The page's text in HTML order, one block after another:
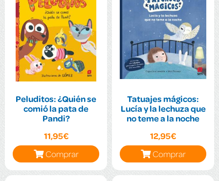
Peluditos: ¿Quién se
comió la pata de
Pandi?
11,95€
Comprar
Tatuajes mágicos:
Lucía y la lechuza que
no teme a la noche
12,95€
Comprar